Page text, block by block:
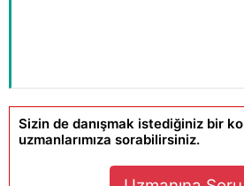
Sizin de danışmak istediğiniz bir
uzmanlarımıza sorabilirsiniz.